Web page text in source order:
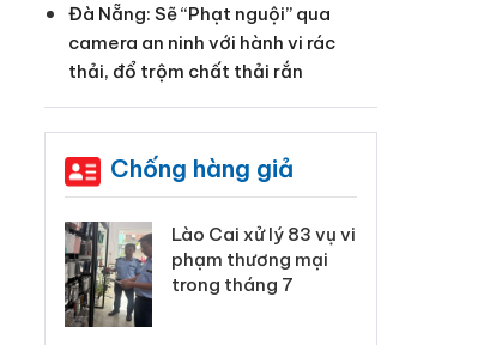
Đà Nẵng: Sẽ “Phạt nguội” qua
camera an ninh với hành vi rác
thải, đổ trộm chất thải rắn
Chống hàng giả
Hóa
vụ
Lào Cai xử lý 83 vụ vi
phạm thương mại
trong tháng 7